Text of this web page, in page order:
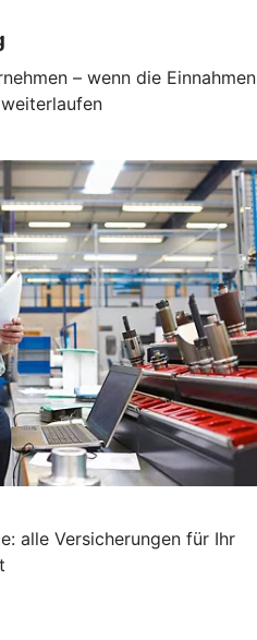
– wenn die Einnahmen
alle Versicherungen für Ihr